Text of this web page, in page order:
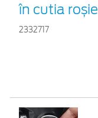
în cutia roșie
2332717